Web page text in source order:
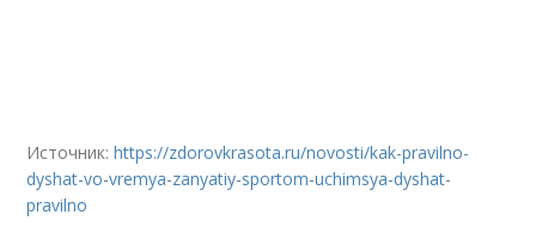
Источник:https://zdorovkrasota.ru/novosti/kak-pravilno-
dyshat-vo-vremya-zanyatiy-sportom-uchimsya-dyshat-
pravilno